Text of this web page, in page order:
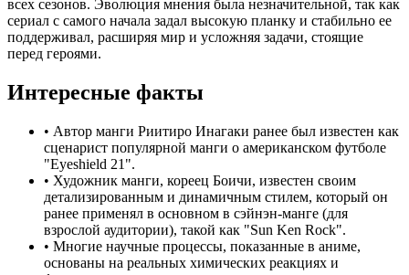
всех сезонов. Эволюция мнения была незначительной, так как
сериал с самого начала задал высокую планку и стабильно ее
поддерживал, расширяя мир и усложняя задачи, стоящие
перед героями.
Интересные факты
• Автор манги Риитиро Инагаки ранее был известен как
сценарист популярной манги о американском футболе
"Eyeshield 21".
• Художник манги, кореец Боичи, известен своим
детализированным и динамичным стилем, который он
ранее применял в основном в сэйнэн-манге (для
взрослой аудитории), такой как "Sun Ken Rock".
• Многие научные процессы, показанные в аниме,
основаны на реальных химических реакциях и